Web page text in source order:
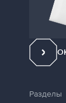
Разделы